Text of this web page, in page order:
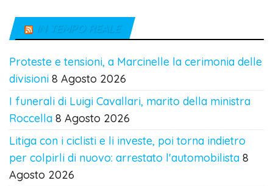
IN TEMPO REALE
Proteste e tensioni, a Marcinelle la cerimonia delle
divisioni 8 Agosto 2026
I funerali di Luigi Cavallari, marito della ministra
Roccella 8 Agosto 2026
Litiga con i ciclisti e li investe, poi torna indietro
per colpirli di nuovo: arrestato l'automobilista 8
Agosto 2026